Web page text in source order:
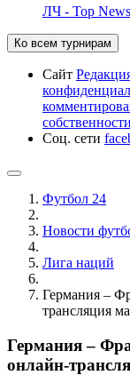
ЛЧ - Top News
Ко всем турнирам
Сайт
собственности
Соц. сети
Футбол 24
Новости
Лига наций
Германия –
трансляция
Германия –
онлайн-